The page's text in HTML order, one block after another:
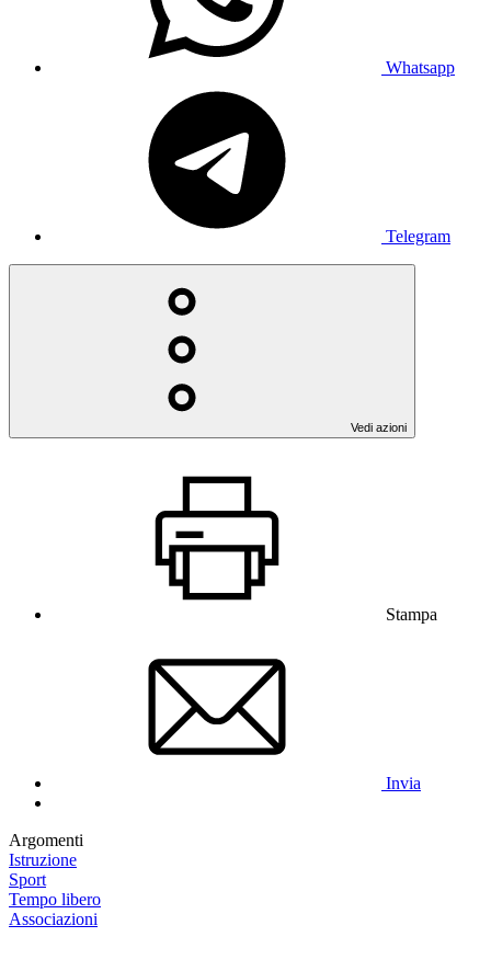
Whatsapp
Telegram
Vedi azioni
Stampa
Invia
Argomenti
Istruzione
Sport
Tempo libero
Associazioni